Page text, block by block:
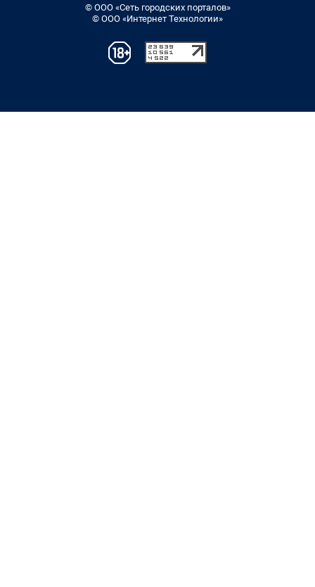
© ООО «Сеть городских порталов»
© ООО «Интернет Технологии»